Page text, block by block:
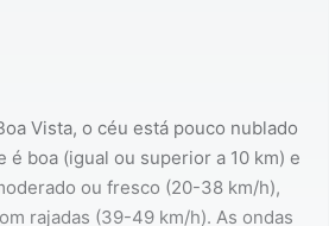
Vista, o céu está pouco nublado
é boa (igual ou superior a 10 km) e
ou fresco (20-38 km/h),
rajadas (39-49 km/h). As ondas